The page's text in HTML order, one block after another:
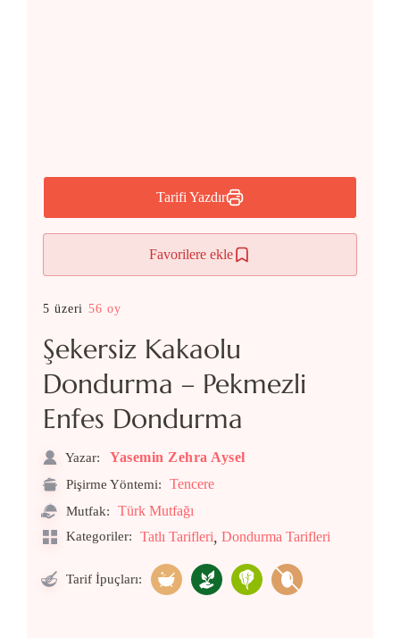
Tarifi Yazdır
Favorilere ekle
5 üzeri 56 oy
Şekersiz Kakaolu
Dondurma – Pekmezli
Enfes Dondurma
Yazar: Yasemin Zehra Aysel
Pişirme Yöntemi: Tencere
Mutfak: Türk Mutfağı
Kategoriler: Tatlı Tarifleri, Dondurma Tarifleri
Tarif İpuçları: